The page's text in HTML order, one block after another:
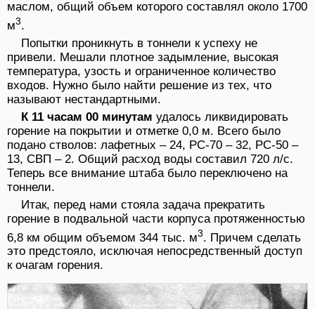
маслом, общий объем которого составлял около 1700
м3.
Попытки проникнуть в тоннели к успеху не
привели. Мешали плотное задымление, высокая
температура, узость и ограниченное количество
входов. Нужно было найти решение из тех, что
называют нестандартными.
К 11 часам 00 минутам удалось ликвидировать
горение на покрытии и отметке 0,0 м. Всего было
подано стволов: лафетных – 24, РС-70 – 32, PC-50 –
13, СВП – 2. Общий расход воды составил 720 л/с.
Теперь все внимание штаба было переключено на
тоннели.
Итак, перед нами стояла задача прекратить
горение в подвальной части корпуса протяженностью
6,8 км общим объемом 344 тыс. м3. Причем сделать
это предстояло, исключая непосредственный доступ
к очагам горения.